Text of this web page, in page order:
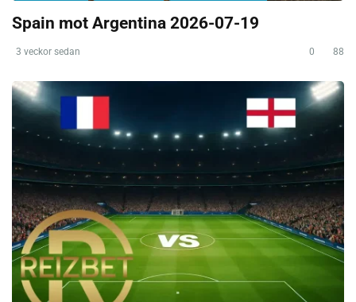
Spain mot Argentina 2026-07-19
3 veckor sedan 0 88